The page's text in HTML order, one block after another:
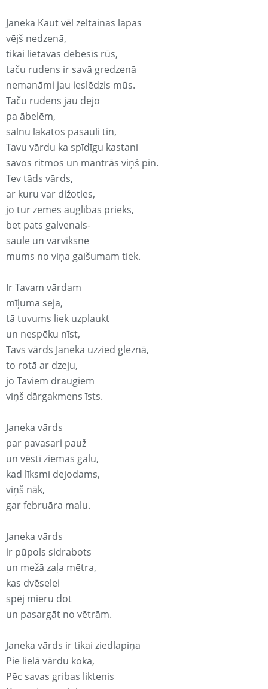
Janeka Kaut vēl zeltainas lapas
vējš nedzenā,
tikai lietavas debesīs rūs,
taču rudens ir savā gredzenā
nemanāmi jau ieslēdzis mūs.
Taču rudens jau dejo
pa ābelēm,
salnu lakatos pasauli tin,
Tavu vārdu ka spīdīgu kastani
savos ritmos un mantrās viņš pin.
Tev tāds vārds,
ar kuru var dižoties,
jo tur zemes auglības prieks,
bet pats galvenais-
saule un varvīksne
mums no viņa gaišumam tiek.
Ir Tavam vārdam
mīļuma seja,
tā tuvums liek uzplaukt
un nespēku nīst,
Tavs vārds Janeka uzzied gleznā,
to rotā ar dzeju,
jo Taviem draugiem
viņš dārgakmens īsts.
Janeka vārds
par pavasari pauž
un vēstī ziemas galu,
kad līksmi dejodams,
viņš nāk,
gar februāra malu.
Janeka vārds
ir pūpols sidrabots
un mežā zaļa mētra,
kas dvēselei
spēj mieru dot
un pasargāt no vētrām.
Janeka vārds ir tikai ziedlapiņa
Pie lielā vārdu koka,
Pēc savas gribas liktenis